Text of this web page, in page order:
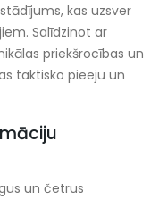
kas uzsver
Salīdzinot ar
priekšrocības un
taktisko pieeju un
un četrus